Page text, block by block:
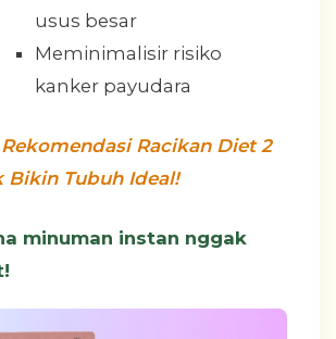
usus besar
Meminimalisir risiko
kanker payudara
Rekomendasi Racikan Diet 2
Bikin Tubuh Ideal!
minuman instan nggak